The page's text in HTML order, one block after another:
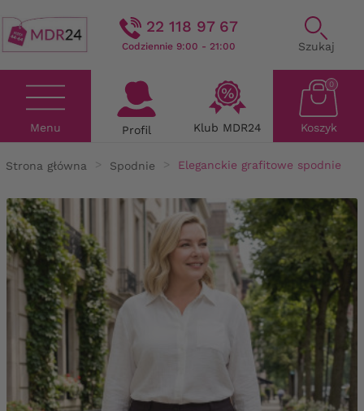
22 118 97 67
Codziennie 9:00 - 21:00 Szukaj
Menu Profil Klub MDR24 Koszyk
0
Strona główna Spodnie Eleganckie grafitowe spodnie